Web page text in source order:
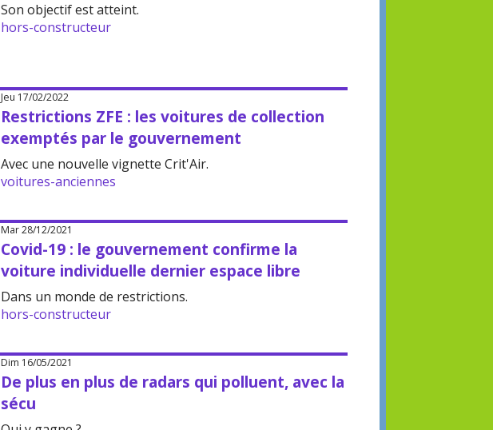
Son objectif est atteint.
hors-constructeur
Jeu 17/02/2022
Restrictions ZFE : les voitures de collection
exemptés par le gouvernement
Avec une nouvelle vignette Crit'Air.
voitures-anciennes
Mar 28/12/2021
Covid-19 : le gouvernement confirme la
voiture individuelle dernier espace libre
Dans un monde de restrictions.
hors-constructeur
Dim 16/05/2021
De plus en plus de radars qui polluent, avec la
sécu